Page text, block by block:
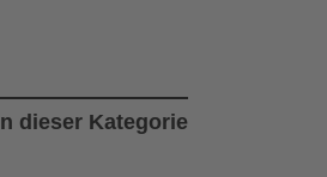
dieser Kategorie